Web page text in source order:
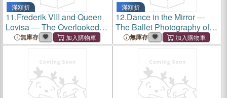
滿額折
11.Frederik VIII and Queen
Lovisa ― The Overlooked
Royal Couple
無庫存
滿額折
12.Dance in the Mirror ―
The Ballet Photography of
John R. Johnsen
無庫存